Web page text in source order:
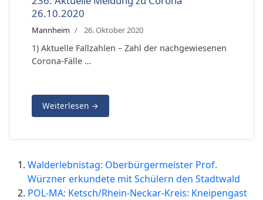
26.10.2020
Mannheim 26. Oktober 2020
1) Aktuelle Fallzahlen – Zahl der nachgewiesenen
Corona-Fälle …
Weiterlesen →
Walderlebnistag: Oberbürgermeister Prof.
Würzner erkundete mit Schülern den Stadtwald
POL-MA: Ketsch/Rhein-Neckar-Kreis: Kneipengast